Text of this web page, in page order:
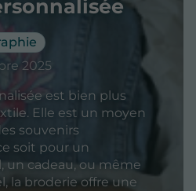
2025
est bien plus
Elle est un moyen
souvenirs
soit pour un
un cadeau, ou même
la broderie offre une